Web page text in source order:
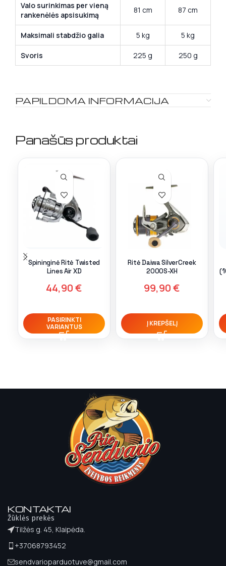
Valo surinkimas per vieną
rankenėlės apsisukimą
81 cm 87 cm
Maksimali stabdžio galia 5 kg 5 kg
Svoris 225 g 250 g
PAPILDOMA INFORMACIJA
Panašūs produktai
Spininginė Ritė Twisted
Lines Air XD
44,90€
PASIRINKTI
VARIANTUS
Ritė Daiwa SilverCreek
2000S-XH
99,90€
Į KREPŠELĮ
KONTAKTAI
Žūklės prekės
Tilžės g. 45, Klaipėda.
+37068793452
sendvarioparduotuve@gmail.com